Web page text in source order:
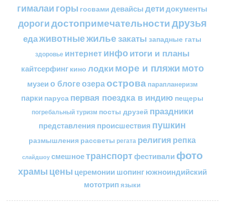
гималаи горы госвами девайсы детидокументы
дорогидостопримечательностидрузья
едаживотныежильезакаты западные гаты
здоровье интернетинфоитоги и планы
кайтсерфинг кино лодкиморе и пляжимото
музеи о блогеозераострова парапланеризм
парки паруса первая поездка в индию пещеры
погребальный туризм посты друзей праздники
представления происшествия пушкин
размышления рассветы регата религия репка
слайдшоу смешноетранспортфестивали фото
храмы цены церемонии шопингюжноиндийский
мототрип языки